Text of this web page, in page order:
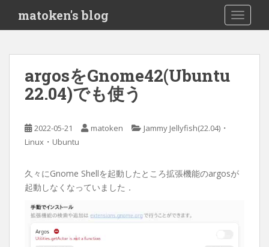
i
matoken's blog
argosをGnome42(Ubuntu
22.04)でも使う
2022-05-21 matoken Jammy Jellyfish(22.04) ・
Linux ・ Ubuntu
久々にGnome Shellを起動したところ拡張機能のargosが
起動しなくなっていました．